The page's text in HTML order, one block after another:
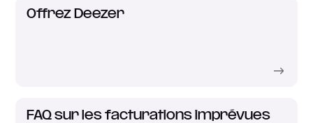
Offrez Deezer
FAQ sur les facturations imprévues